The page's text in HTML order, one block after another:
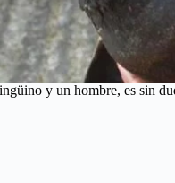
y un hombre, es sin